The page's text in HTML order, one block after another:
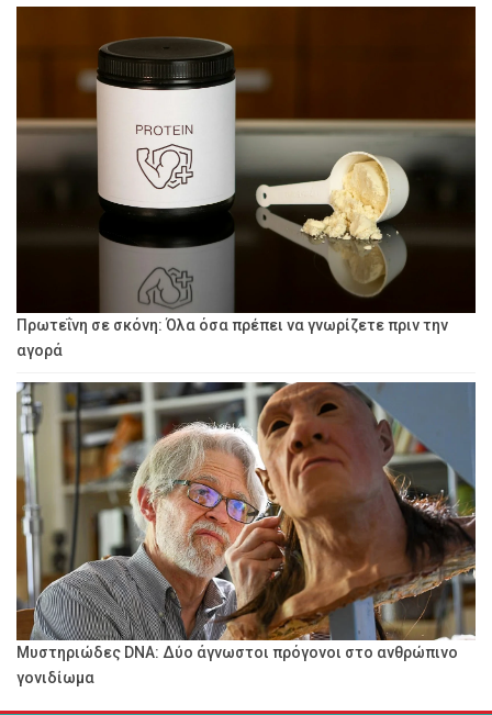
Πρωτεΐνη σε σκόνη: Όλα όσα πρέπει να γνωρίζετε πριν την
αγορά
Μυστηριώδες DNA: Δύο άγνωστοι πρόγονοι στο ανθρώπινο
γονιδίωμα